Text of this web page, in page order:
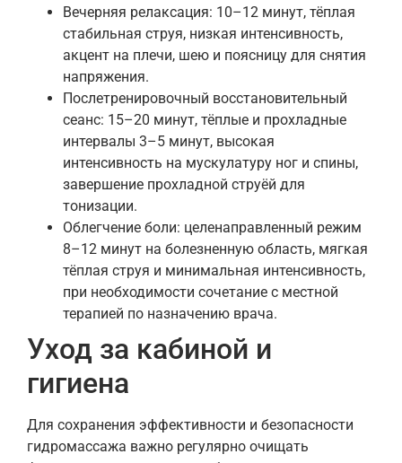
Вечерняя релаксация: 10–12 минут, тёплая
стабильная струя, низкая интенсивность,
акцент на плечи, шею и поясницу для снятия
напряжения.
Послетренировочный восстановительный
сеанс: 15–20 минут, тёплые и прохладные
интервалы 3–5 минут, высокая
интенсивность на мускулатуру ног и спины,
завершение прохладной струёй для
тонизации.
Облегчение боли: целенаправленный режим
8–12 минут на болезненную область, мягкая
тёплая струя и минимальная интенсивность,
при необходимости сочетание с местной
терапией по назначению врача.
Уход за кабиной и
гигиена
Для сохранения эффективности и безопасности
гидромассажа важно регулярно очищать